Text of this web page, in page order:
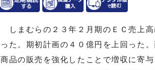
しまむらの２３年２月期のＥＣ売上
った。期初計画の４０億円を上回った
商品の販売を強化したことで増収に寄与